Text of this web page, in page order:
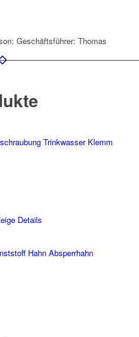
Geschäftsführer: Thomas
Trinkwasser Klemm
Details
Hahn Absperrhahn